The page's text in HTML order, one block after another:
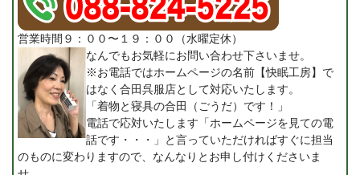
営業時間９：００〜１９：００（水曜定休）
なんでもお気軽にお問い合わせ下さいませ。
※お電話ではホームページの名前【快眠工房】で
はなく合田呉服店として対応いたします。
「着物と寝具の合田（ごうだ）です！」
電話で応対いたします「ホームページを見ての電
話です・・・」と言っていただければすぐに担当
のものに変わりますので、なんなりとお申し付けくださいま